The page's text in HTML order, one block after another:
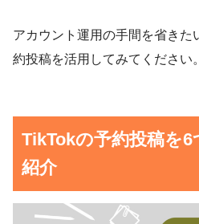
アカウント運用の手間を省きた
約投稿を活用してみてください。
TikTokの予約投稿を
紹介